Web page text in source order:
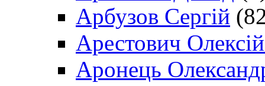
Арбузов Сергій
Арестович
Аронець